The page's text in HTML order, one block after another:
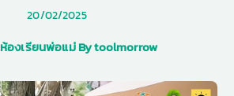
20/02/2025
ห้องเรียนพ่อแม่ By toolmorrow